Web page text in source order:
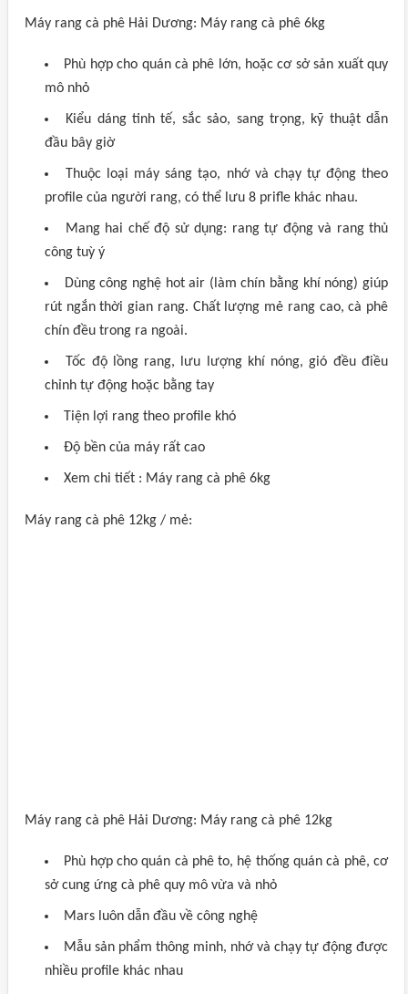
Máy rang cà phê Hải Dương: Máy rang cà phê 6kg
Phù hợp cho quán cà phê lớn, hoặc cơ sở sản xuất quy
mô nhỏ
Kiểu dáng tinh tế, sắc sảo, sang trọng, kỹ thuật dẫn
đầu bây giờ
Thuộc loại máy sáng tạo, nhớ và chạy tự động theo
profile của người rang, có thể lưu 8 prifle khác nhau.
Mang hai chế độ sử dụng: rang tự động và rang thủ
công tuỳ ý
Dùng công nghệ hot air (làm chín bằng khí nóng) giúp
rút ngắn thời gian rang. Chất lượng mẻ rang cao, cà phê
chín đều trong ra ngoài.
Tốc độ lồng rang, lưu lượng khí nóng, gió đều điều
chỉnh tự động hoặc bằng tay
Tiện lợi rang theo profile khó
Độ bền của máy rất cao
Xem chi tiết : Máy rang cà phê 6kg
Máy rang cà phê 12kg / mẻ:
Máy rang cà phê Hải Dương: Máy rang cà phê 12kg
Phù hợp cho quán cà phê to, hệ thống quán cà phê, cơ
sở cung ứng cà phê quy mô vừa và nhỏ
Mars luôn dẫn đầu về công nghệ
Mẫu sản phẩm thông minh, nhớ và chạy tự động được
nhiều profile khác nhau